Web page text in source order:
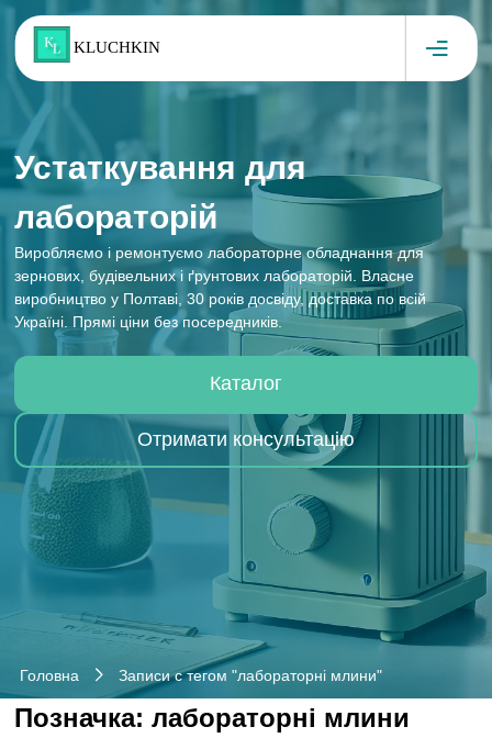
Skip to content
KLUCHKIN
Устаткування для
лабораторій
Виробляємо і ремонтуємо лабораторне обладнання для
зернових, будівельних і ґрунтових лабораторій. Власне
виробництво у Полтаві, 30 років досвіду, доставка по всій
Україні. Прямі ціни без посередників.
Каталог
Отримати консультацію
Головна Записи с тегом "лабораторні млини"
Позначка: лабораторні млини